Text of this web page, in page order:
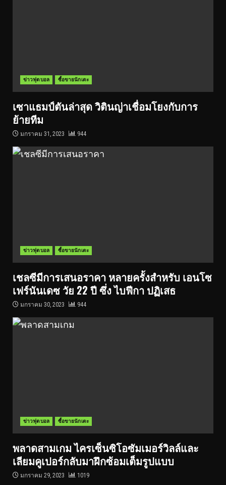
ข่าวฟุตบอล ซื้อขายนักเตะ
เซาแธมป์ตันล่าสุด วิตินญ่าเชื่อมโยงกับการ
ย้ายทีม
มกราคม 31, 2023 944
ข่าวฟุตบอล ซื้อขายนักเตะ
เชลซีมีการเสนอราคา หลายครั้งสำหรับ เอนโซ
เฟร์นันเดซ วัย 22 ปี ซึ่ง ไบฟีกา ปฏิเสธ
มกราคม 30, 2023 944
ข่าวฟุตบอล ซื้อขายนักเตะ
พลาดสามเกม ไครเซ็นซิโอซัมเมอร์วิลล์และ
เลียมคูเปอร์กลับมาฝึกซ้อมเต็มรูปแบบ
มกราคม 29, 2023 1019